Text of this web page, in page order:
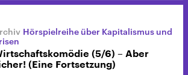
Hörspielreihe über Kapitalismus und
(5/6) – Aber
(Eine Fortsetzung)